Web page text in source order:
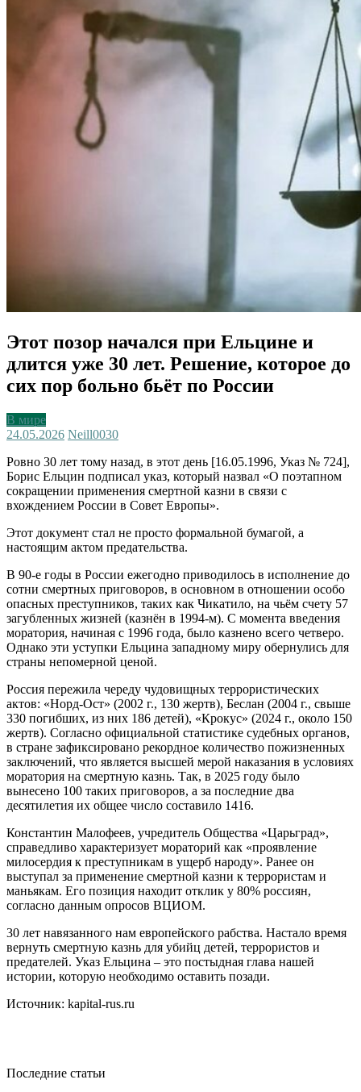
Этот позор начался при Ельцине и
длится уже 30 лет. Решение, которое до
сих пор больно бьёт по России
В мире
24.05.2026 Neill0030
Ровно 30 лет тому назад, в этот день [16.05.1996, Указ № 724],
Борис Ельцин подписал указ, который назвал «О поэтапном
сокращении применения смертной казни в связи с
вхождением России в Совет Европы».
Этот документ стал не просто формальной бумагой, а
настоящим актом предательства.
В 90-е годы в России ежегодно приводилось в исполнение до
сотни смертных приговоров, в основном в отношении особо
опасных преступников, таких как Чикатило, на чьём счету 57
загубленных жизней (казнён в 1994-м). С момента введения
моратория, начиная с 1996 года, было казнено всего четверо.
Однако эти уступки Ельцина западному миру обернулись для
страны непомерной ценой.
Россия пережила череду чудовищных террористических
актов: «Норд-Ост» (2002 г., 130 жертв), Беслан (2004 г., свыше
330 погибших, из них 186 детей), «Крокус» (2024 г., около 150
жертв). Согласно официальной статистике судебных органов,
в стране зафиксировано рекордное количество пожизненных
заключений, что является высшей мерой наказания в условиях
моратория на смертную казнь. Так, в 2025 году было
вынесено 100 таких приговоров, а за последние два
десятилетия их общее число составило 1416.
Константин Малофеев, учредитель Общества «Царьград»,
справедливо характеризует мораторий как «проявление
милосердия к преступникам в ущерб народу». Ранее он
выступал за применение смертной казни к террористам и
маньякам. Его позиция находит отклик у 80% россиян,
согласно данным опросов ВЦИОМ.
30 лет навязанного нам европейского рабства. Настало время
вернуть смертную казнь для убийц детей, террористов и
предателей. Указ Ельцина – это постыдная глава нашей
истории, которую необходимо оставить позади.
Источник: kapital-rus.ru
Последние статьи